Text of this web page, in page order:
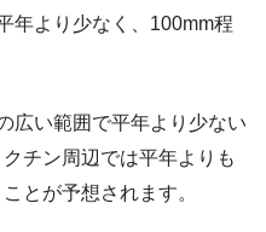
年より少なく、100mm程
広い範囲で平年より少ない
チン周辺では平年よりも
とが予想されます。